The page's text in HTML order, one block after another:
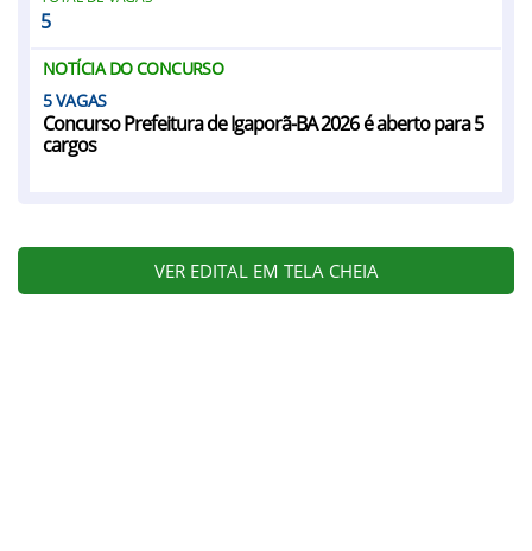
5
NOTÍCIA DO CONCURSO
5
Concurso Prefeitura de Igaporã-BA 2026 é aberto para 5
cargos
VER EDITAL EM TELA CHEIA